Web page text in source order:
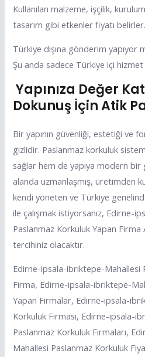
Kullanılan malzeme, işçilik,
tasarım gibi etkenler fiyatı belirler.
Türkiye dışına gönderim yapıyor
Şu anda sadece Türkiye içi
Yapınıza Değer
Dokunuş İçin Atik
Bir yapının güvenliği, estetiği ve
gizlidir. Paslanmaz korkuluk
sağlar hem de yapıya modern bir
alanda uzmanlaşmış, üretimden
kendi yöneten ve Türkiye
ile çalışmak istiyorsanız, Edirne-
Paslanmaz Korkuluk Yapan
tercihiniz olacaktır.
Edirne-ipsala-ibriktepe-Mahallesi
Firma, Edirne-ipsala-ibriktepe-
Yapan Firmalar, Edirne-ipsala-
Korkuluk Firması, Edirne-ipsala-
Paslanmaz Korkuluk Firmaları,
Mahallesi Paslanmaz Korkuluk